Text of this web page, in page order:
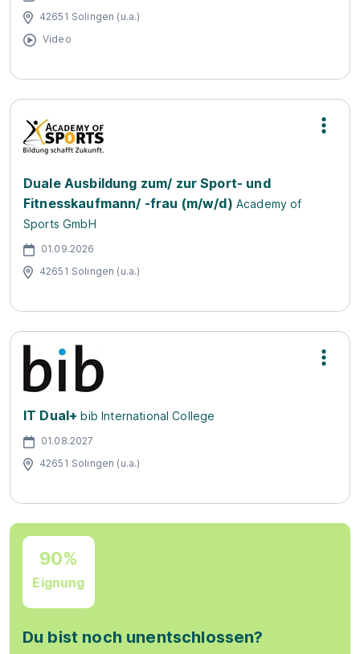
42651 Solingen (u.a.)
Video
Duale Ausbildung zum/ zur Sport- und
Fitnesskaufmann/ -frau (m/w/d) Academy of
Sports GmbH
01.09.2026
42651 Solingen (u.a.)
IT Dual+ bib International College
01.08.2027
42651 Solingen (u.a.)
90%
Eignung
Du bist noch unentschlossen?